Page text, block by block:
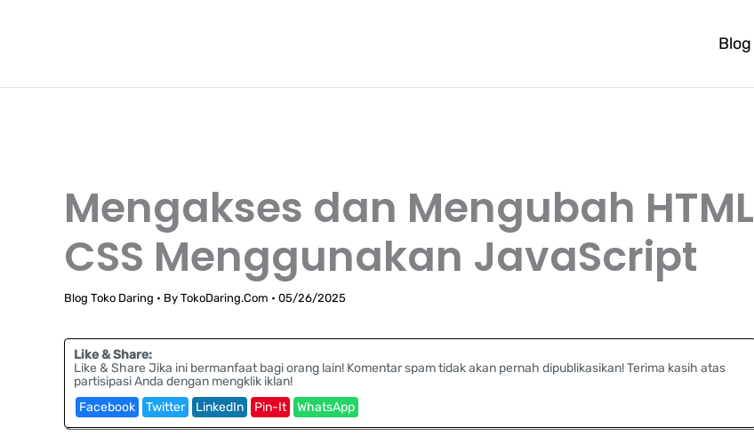
Blog
Mengakses dan Mengubah HTML
CSS Menggunakan JavaScript
Blog Toko Daring • By TokoDaring.Com • 05/26/2025
Like & Share:
Like & Share Jika ini bermanfaat bagi orang lain! Komentar spam tidak akan pernah dipublikasikan! Terima kasih atas
partisipasi Anda dengan mengklik iklan!
Facebook
Twitter LinkedIn Pin-It WhatsApp